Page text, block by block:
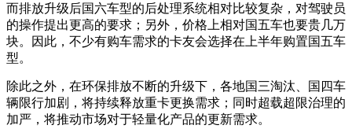
而排放升级后国六车型的后处理系统相对比较复杂，对驾驶员
的操作提出更高的要求；另外，价格上相对国五车也要贵几万
块。因此，不少有购车需求的卡友会选择在上半年购置国五车
型。
除此之外，在环保排放不断的升级下，各地国三淘汰、国四车
辆限行加剧，将持续释放重卡更换需求；同时超载超限治理的
加严，将推动市场对于轻量化产品的更新需求。